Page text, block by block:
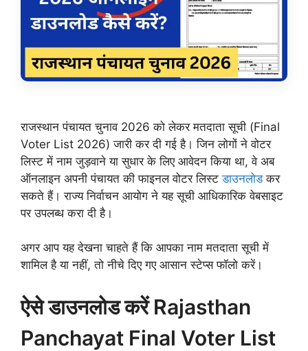
राजस्थान पंचायत चुनाव 2026 को लेकर मतदाता सूची (Final
Voter List 2026) जारी कर दी गई है। जिन लोगों ने वोटर
लिस्ट में नाम जुड़वाने या सुधार के लिए आवेदन किया था, वे अब
ऑनलाइन अपनी पंचायत की फाइनल वोटर लिस्टडाउनलोडकर
सकते हैं। राज्य निर्वाचन आयोग ने यह सूची आधिकारिक वेबसाइट
पर उपलब्ध करा दी है।
अगर आप यह देखना चाहते हैं कि आपका नाम मतदाता सूची में
शामिल है या नहीं, तो नीचे दिए गए आसान स्टेप्स फॉलो करें।
ऐसे डाउनलोड करें Rajasthan
Panchayat Final Voter List